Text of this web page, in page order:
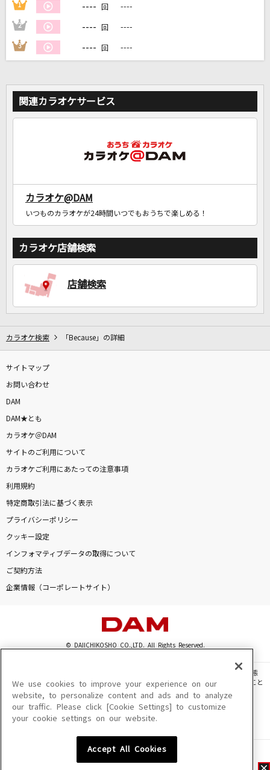
カラオケをもっと楽しもう！
1 ---- 回 ----
2 ---- 回 ----
3 ---- 回 ----
関連カラオケサービス
カラオケ@DAM
いつものカラオケが24時間いつでもおうちで楽しめる！
カラオケ店舗検索
店舗検索
カラオケ検索 「Because」の詳細
サイトマップ
お問い合わせ
DAM
DAM★とも
カラオケ＠DAM
サイトのご利用について
カラオケご利用にあたっての注意事項
利用規約
特定商取引法に基づく表示
プライバシーポリシー
クッキー設定
インフォマティブデータの取得について
ご契約方法
企業情報（コーポレートサイト）
© DAIICHIKOSHO CO.,LTD. All Rights Reserved.
このサイトに掲載されている一切の文章・画像・写真・動画・音声等を、手段や形態
を問わず、著作権法の定める範囲を超えて無断で複製、転載、ファイル化などすること
を禁じます。
楽曲及びコンテンツは、機種によりご利用いただけない場合があります。
楽曲及びコンテンツの配信日、配信内容が変更になる場合があります。
We use cookies to improve your experience on our
website, to personalize content and ads and to analyze
our traffic. Please click [Cookie Settings] to customize
your cookie settings on our website.
Accept All Cookies